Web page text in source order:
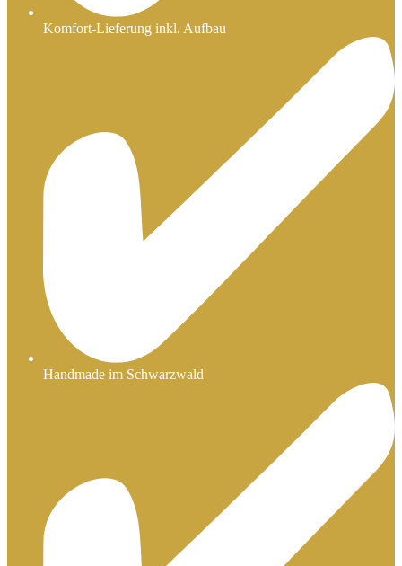
Komfort-Lieferung inkl. Aufbau
Handmade im Schwarzwald